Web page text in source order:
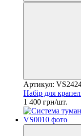
Артикул:
Набір для
1 400 грн/шт.